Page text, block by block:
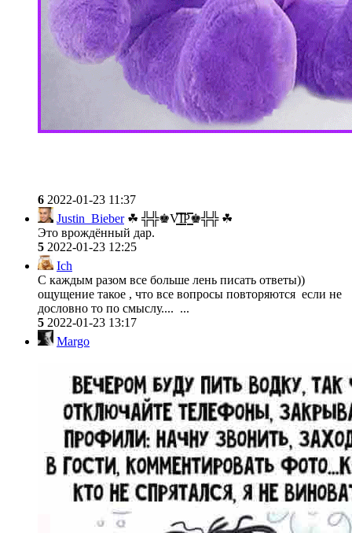
6 2022-01-23 11:37
Justin_Bieber☘ ╬╬♚V͇̿I͇̿P͇̿♚╬╬ ☘
Это врождённый дар.
5 2022-01-23 12:25
Ich
С каждым разом все больше лень писать ответы))
ощущение такое , что все вопросы повторяются если не
дословно то по смыслу.... ...
5 2022-01-23 13:17
Margo